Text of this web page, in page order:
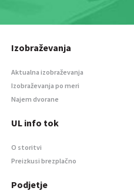
Izobraževanja
Aktualna izobraževanja
Izobraževanja po meri
Najem dvorane
UL info tok
O storitvi
Preizkusi brezplačno
Podjetje